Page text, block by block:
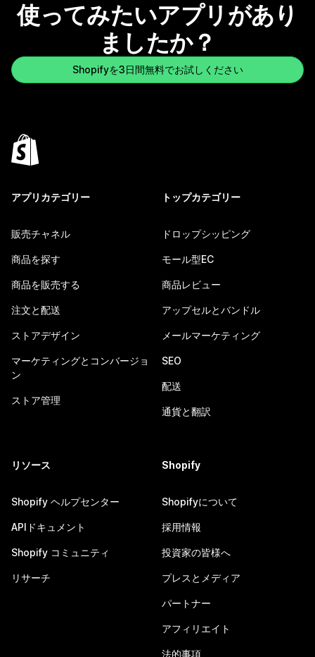
使ってみたいアプリがあり
ましたか？
Shopifyを3日間無料でお試しください
アプリカテゴリー
販売チャネル
商品を探す
商品を販売する
注文と配送
ストアデザイン
マーケティングとコンバージョ
ン
ストア管理
トップカテゴリー
ドロップシッピング
モール型EC
商品レビュー
アップセルとバンドル
メールマーケティング
SEO
配送
通貨と翻訳
リソース
Shopify ヘルプセンター
APIドキュメント
Shopify コミュニティ
リサーチ
Shopify
Shopifyについて
採用情報
投資家の皆様へ
プレスとメディア
パートナー
アフィリエイト
法的事項